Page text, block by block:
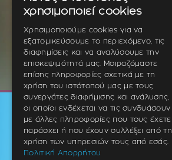
χρησιμοποιεί cookies
Χρησιμοποιούμε cookies για να
εξατομικεύσουμε το περιεχόμενο, τις
διαφημίσεις και να αναλύσουμε την
επισκεψιμότητά μας. Μοιραζόμαστε
επίσης πληροφορίες σχετικά με τη
χρήση του ιστότοπού μας με τους
συνεργάτες διαφήμισης και ανάλυσης,
οι οποίοι ενδέχεται να τις συνδυάσουν
με άλλες πληροφορίες που τους έχετε
παράσχει ή που έχουν συλλέξει από τη
χρήση των υπηρεσιών τους από εσάς.
Πολιτική Απορρήτου